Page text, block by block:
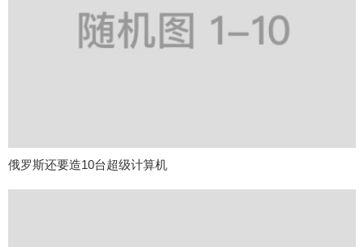
俄罗斯还要造10台超级计算机